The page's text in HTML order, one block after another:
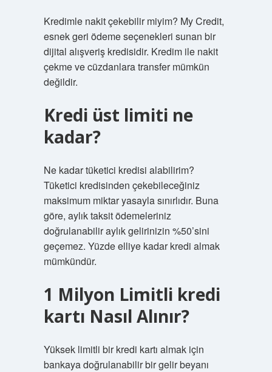
Kredimle nakit çekebilir miyim? My Credit,
esnek geri ödeme seçenekleri sunan bir
dijital alışveriş kredisidir. Kredim ile nakit
çekme ve cüzdanlara transfer mümkün
değildir.
Kredi üst limiti ne
kadar?
Ne kadar tüketici kredisi alabilirim?
Tüketici kredisinden çekebileceğiniz
maksimum miktar yasayla sınırlıdır. Buna
göre, aylık taksit ödemeleriniz
doğrulanabilir aylık gelirinizin %50’sini
geçemez. Yüzde elliye kadar kredi almak
mümkündür.
1 Milyon Limitli kredi
kartı Nasıl Alınır?
Yüksek limitli bir kredi kartı almak için
bankaya doğrulanabilir bir gelir beyanı